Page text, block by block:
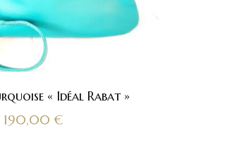
« Idéal Rabat »
190,00 €